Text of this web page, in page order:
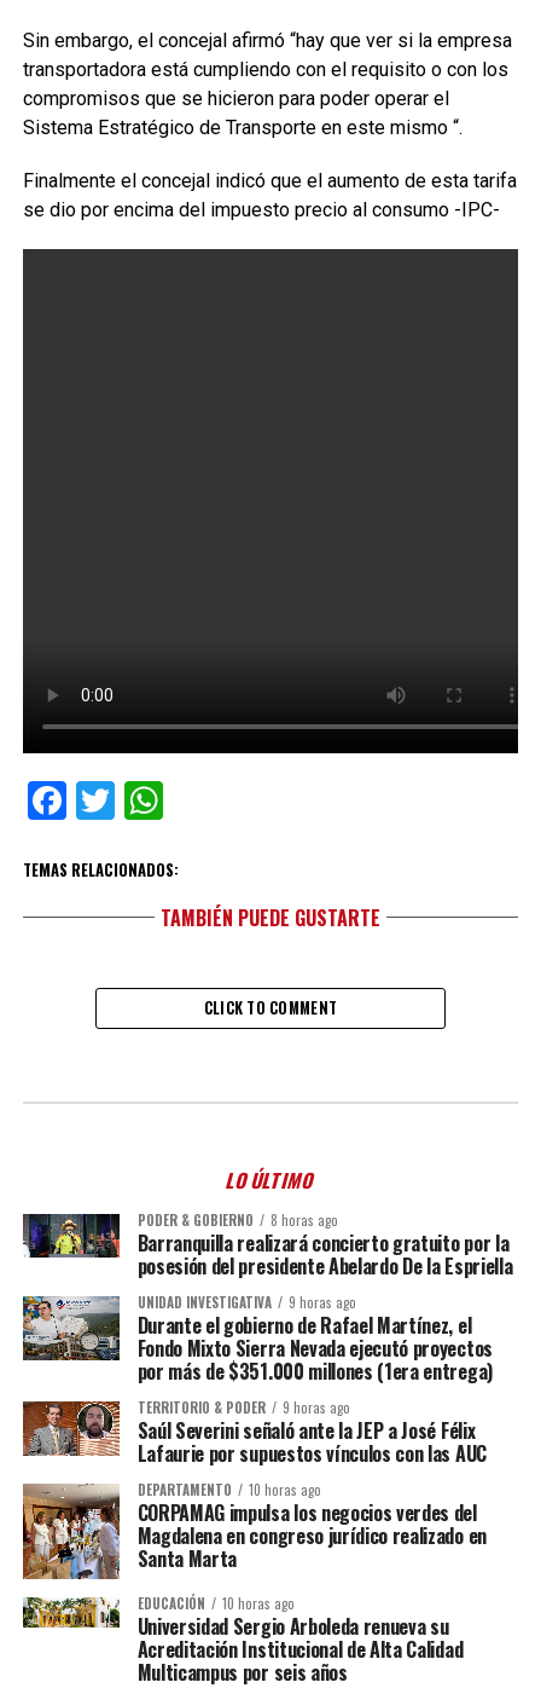
Sin embargo, el concejal afirmó “hay que ver si la empresa
transportadora está cumpliendo con el requisito o con los
compromisos que se hicieron para poder operar el
Sistema Estratégico de Transporte en este mismo “.
Finalmente el concejal indicó que el aumento de esta tarifa
se dio por encima del impuesto precio al consumo -IPC-
Facebook
TwitterWhatsApp
TEMAS RELACIONADOS:
TAMBIÉN PUEDE GUSTARTE
CLICK TO COMMENT
LO ÚLTIMO
PODER & GOBIERNO 8 horas ago
Barranquilla realizará concierto gratuito por la
posesión del presidente Abelardo De la Espriella
UNIDAD INVESTIGATIVA 9 horas ago
Durante el gobierno de Rafael Martínez, el
Fondo Mixto Sierra Nevada ejecutó proyectos
por más de $351.000 millones (1era entrega)
TERRITORIO & PODER 9 horas ago
Saúl Severini señaló ante la JEP a José Félix
Lafaurie por supuestos vínculos con las AUC
DEPARTAMENTO 10 horas ago
CORPAMAG impulsa los negocios verdes del
Magdalena en congreso jurídico realizado en
Santa Marta
EDUCACIÓN 10 horas ago
Universidad Sergio Arboleda renueva su
Acreditación Institucional de Alta Calidad
Multicampus por seis años